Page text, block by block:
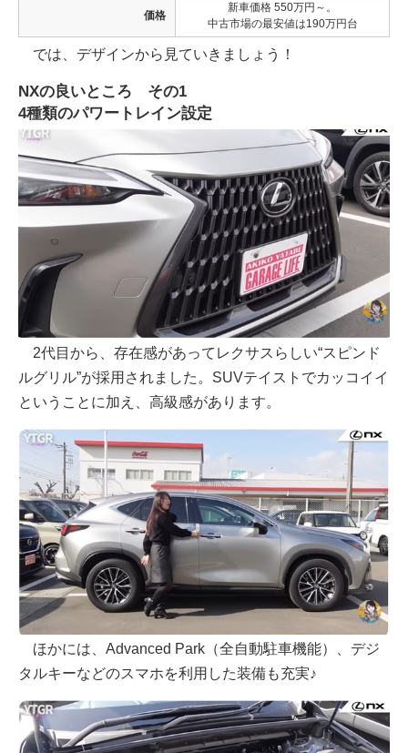
価格
新車価格 550万円～。
中古市場の最安値は190万円台
では、デザインから見ていきましょう！
NXの良いところ その1
4種類のパワートレイン設定
2代目から、存在感があってレクサスらしい“スピンド
ルグリル”が採用されました。SUVテイストでカッコイイ
ということに加え、高級感があります。
ほかには、Advanced Park（全自動駐車機能）、デジ
タルキーなどのスマホを利用した装備も充実♪